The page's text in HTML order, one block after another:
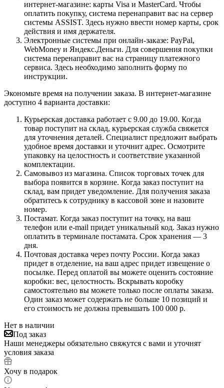
интернет-магазине: карты Visa и MasterCard. Чтобы
оплатить покупку, система перенаправит вас на сервер
системы ASSIST. Здесь нужно ввести номер карты, срок
действия и имя держателя.
Электронные системы при онлайн-заказе: PayPal,
WebMoney и Яндекс.Деньги. Для совершения покупки
система перенаправит вас на страницу платежного
сервиса. Здесь необходимо заполнить форму по
инструкции.
Экономьте время на получении заказа. В интернет-магазине
доступно 4 варианта доставки:
Курьерская доставка работает с 9.00 до 19.00. Когда
товар поступит на склад, курьерская служба свяжется
для уточнения деталей. Специалист предложит выбрать
удобное время доставки и уточнит адрес. Осмотрите
упаковку на целостность и соответствие указанной
комплектации.
Самовывоз из магазина. Список торговых точек для
выбора появится в корзине. Когда заказ поступит на
склад, вам придет уведомление. Для получения заказа
обратитесь к сотруднику в кассовой зоне и назовите
номер.
Постамат. Когда заказ поступит на точку, на ваш
телефон или e-mail придет уникальный код. Заказ нужно
оплатить в терминале постамата. Срок хранения — 3
дня.
Почтовая доставка через почту России. Когда заказ
придет в отделение, на ваш адрес придет извещение о
посылке. Перед оплатой вы можете оценить состояние
коробки: вес, целостность. Вскрывать коробку
самостоятельно вы можете только после оплаты заказа.
Один заказ может содержать не больше 10 позиций и
его стоимость не должна превышать 100 000 р.
Нет в наличии
Под заказ
Наши менеджеры обязательно свяжутся с вами и уточнят
условия заказа
Хочу в подарок